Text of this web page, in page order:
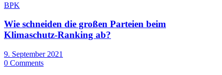
BPK
Wie schneiden die großen Parteien beim
Klimaschutz-Ranking ab?
9. September 2021
0 Comments